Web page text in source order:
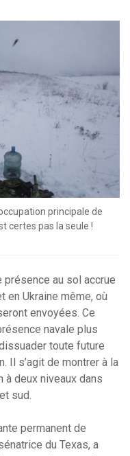
principale de
certes pas la seule !
au sol accrue
en Ukraine même, où
envoyées. Ce
navale plus
toute future
Il s’agit de montrer à la
à deux niveaux dans
sud.
permanent de
du Texas, a